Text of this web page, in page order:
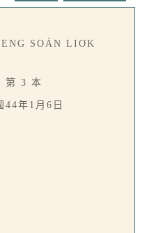
SOÁN LIO̍K
第 3 本
44年1月6日